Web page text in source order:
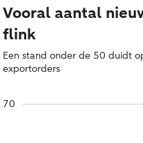
Vooral aantal
flink
Een stand onder de 50 duidt
exportorders
70